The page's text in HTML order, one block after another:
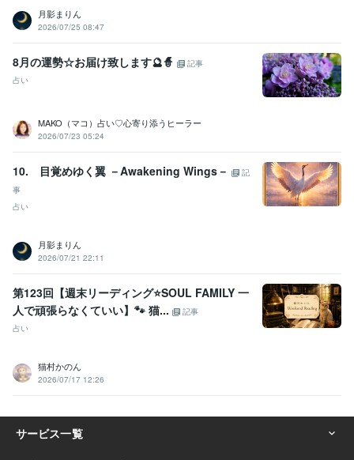
月影まりん
2026/07/25 08:47
8月の運勢☆お届け致します🔮🧙
記事
占い
MAKO（マコ）占い♡心寄り添うヒーラー
2026/07/23 05:24
10. 目覚めゆく翼 －Awakening Wings－
記
事
占い
月影まりん
2026/07/21 22:11
第123回【週末リーディング⭐️SOUL FAMILY 一
人で頑張らなくていい】🐾 猫...
記事
占い
猫村かのん
2026/07/17 12:26